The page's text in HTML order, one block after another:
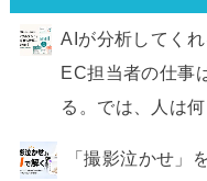
AIが分析してく
EC担当者の仕事
る。では、人は
「撮影泣かせ」